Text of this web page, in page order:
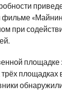
при
трёх